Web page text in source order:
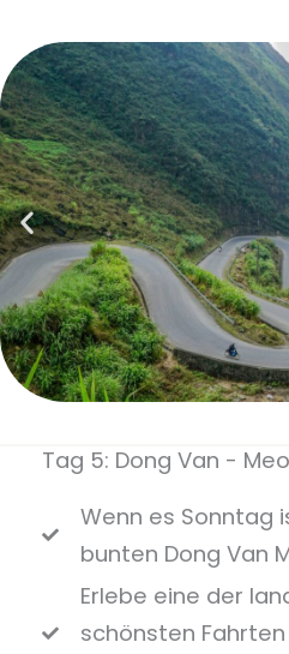
Tag 5: Dong Van -
Wenn es Sonntag
bunten Dong Van
Erlebe eine der
schönsten